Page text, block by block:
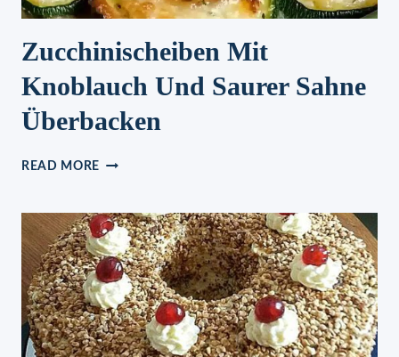
Zucchinischeiben Mit
Knoblauch Und Saurer Sahne
Überbacken
READ MORE ZUCCHINISCHEIBEN
UND
SAURER
SAHNE
ÜBERBACKEN